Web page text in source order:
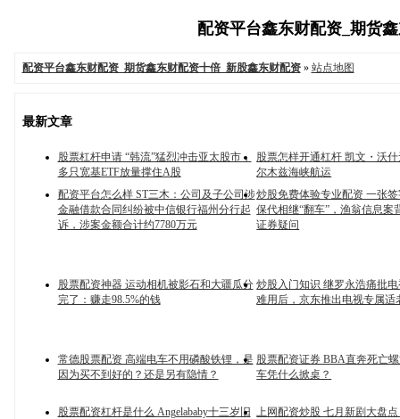
配资平台鑫东财配资_期货
配资平台鑫东财配资_期货鑫东财配资十倍_新股鑫东财配资» 站点地图
最新文章
股票杠杆申请 “韩流”猛烈冲击亚太股市，
多只宽基ETF放量撑住A股
股票怎样开通杠杆 凯文・沃
尔木兹海峡航运
配资平台怎么样 ST三木：公司及子公司涉
金融借款合同纠纷被中信银行福州分行起
诉，涉案金额合计约7780万元
炒股免费体验专业配资 一张
保代相继“翻车”，渔翁信息案
证券疑问
股票配资神器 运动相机被影石和大疆瓜分
完了：赚走98.5%的钱
炒股入门知识 继罗永浩痛批
难用后，京东推出电视专属适
常德股票配资 高端电车不用磷酸铁锂，是
因为买不到好的？还是另有隐情？
股票配资证券 BBA直奔死亡
车凭什么掀桌？
股票配资杠杆是什么 Angelababy十三岁旧 上网配资炒股 七月新剧大盘